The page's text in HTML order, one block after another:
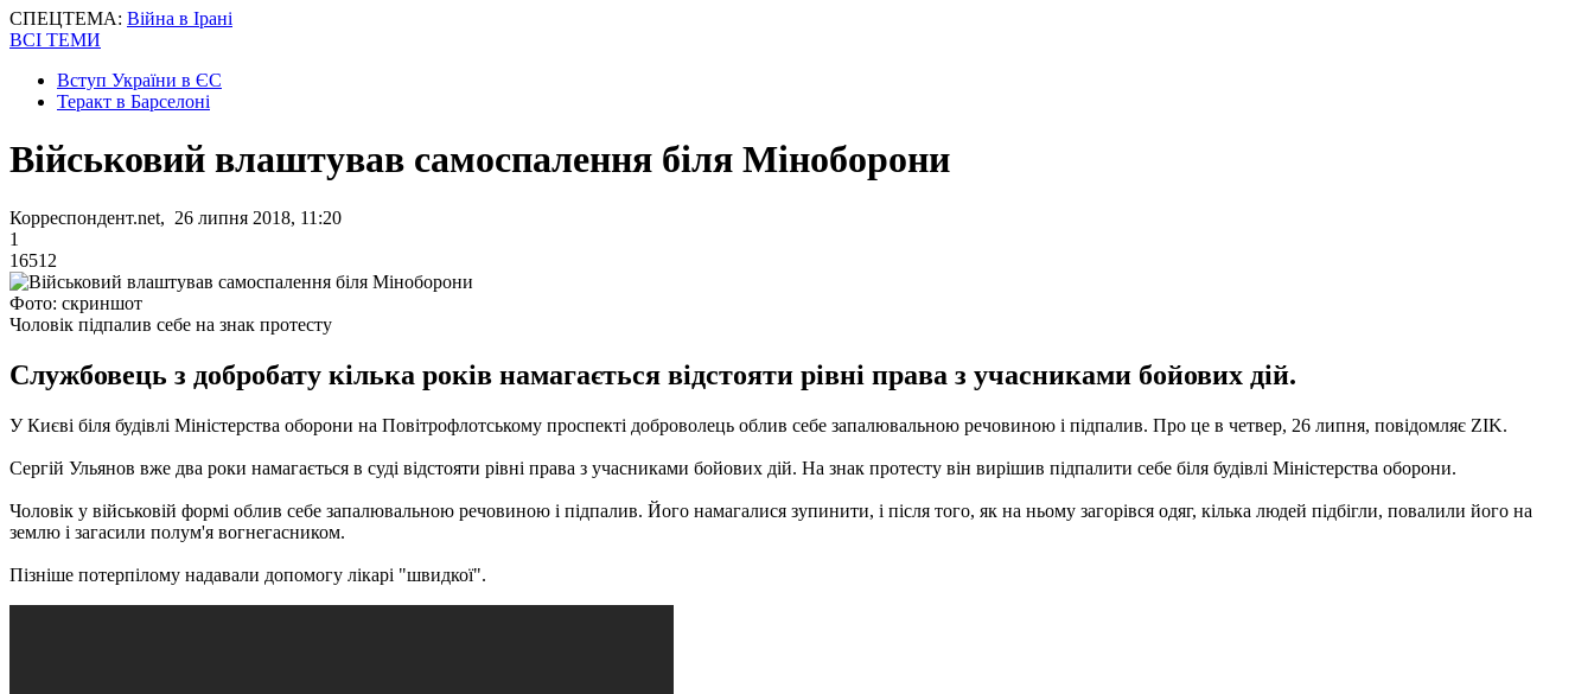
СПЕЦТЕМА: Війна в Ірані
ВСІ ТЕМИ
Вступ України в ЄС
Теракт в Барселоні
Військовий влаштував самоспалення біля Міноборони
Корреспондент.net, 26 липня 2018, 11:20
1
16512
Фото: скриншот
Чоловік підпалив себе на знак протесту
Службовець з добробату кілька років намагається відстояти рівні права з учасниками бойових дій.
У Києві біля будівлі Міністерства оборони на Повітрофлотському проспекті доброволець облив себе запалювальною речовиною і підпалив. Про це в четвер, 26 липня, повідомляє ZIK.
Сергій Ульянов вже два роки намагається в суді відстояти рівні права з учасниками бойових дій. На знак протесту він вирішив підпалити себе біля будівлі Міністерства оборони.
Чоловік у військовій формі облив себе запалювальною речовиною і підпалив. Його намагалися зупинити, і після того, як на ньому загорівся одяг, кілька людей підбігли, повалили його на
землю і загасили полум'я вогнегасником.
Пізніше потерпілому надавали допомогу лікарі "швидкої".